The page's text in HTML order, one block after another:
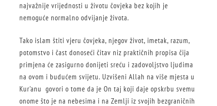
najvažnije vrijednosti u životu čovjeka bez kojih je
nemoguće normalno odvijanje života.
Tako islam štiti vjeru čovjeka, njegov život, imetak, razum,
potomstvo i čast donoseći čitav niz praktičnih propisa čija
primjena će zasigurno donijeti sreću i zadovoljstvo ljudima
na ovom i budućem svijetu. Uzvišeni Allah na više mjesta u
Kur’anu govori o tome da je On taj koji daje opskrbu svemu
onome što je na nebesima i na Zemlji iz svojih bezgraničnih